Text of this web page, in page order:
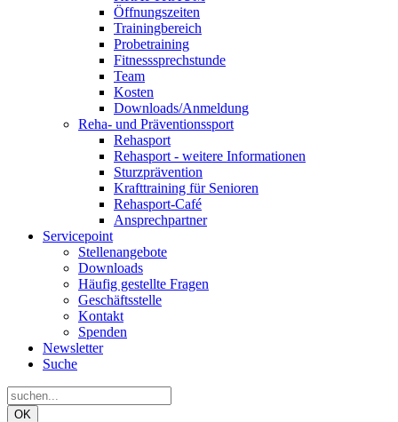
Öffnungszeiten
Trainingbereich
Probetraining
Fitnesssprechstunde
Team
Kosten
Downloads/Anmeldung
Reha- und Präventionssport
Rehasport
Rehasport - weitere Informationen
Sturzprävention
Krafttraining für Senioren
Rehasport-Café
Ansprechpartner
Servicepoint
Stellenangebote
Downloads
Häufig gestellte Fragen
Geschäftsstelle
Kontakt
Spenden
Newsletter
Suche
OK